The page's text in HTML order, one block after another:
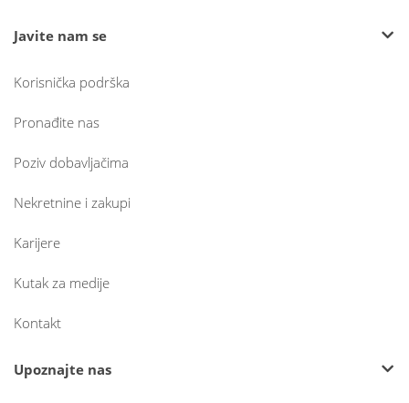
Javite nam se
Korisnička podrška
Pronađite nas
Poziv dobavljačima
Nekretnine i zakupi
Karijere
Kutak za medije
Kontakt
Upoznajte nas